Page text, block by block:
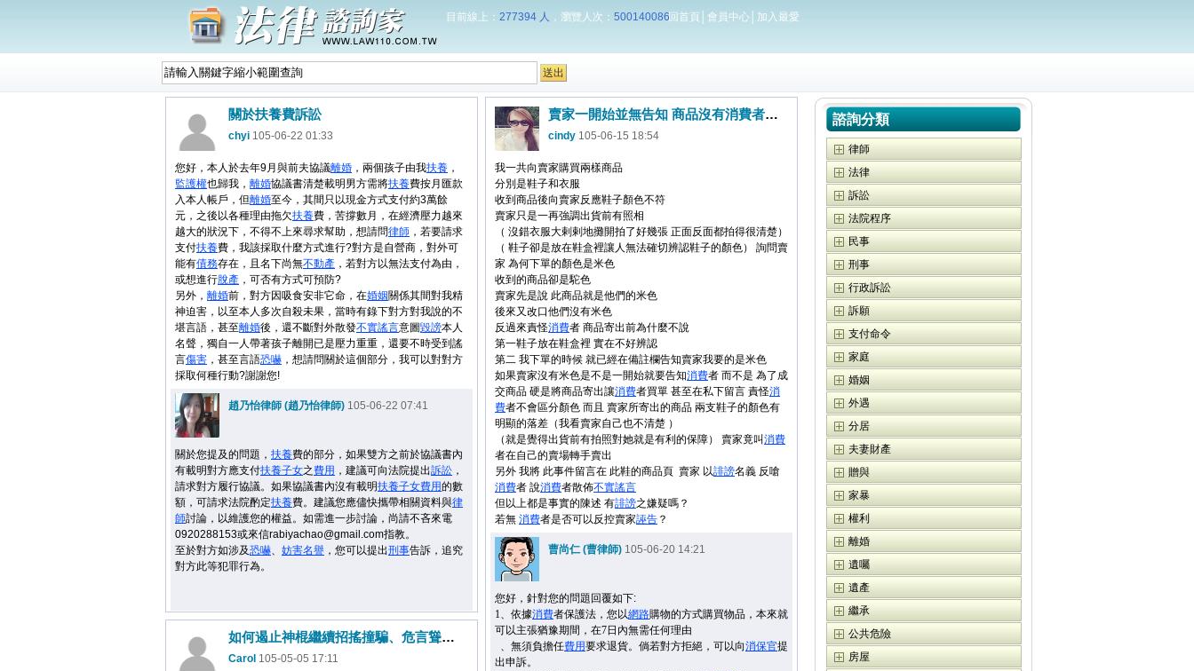
目前線上： 277394 人 ，瀏覽人次： 500140086回首頁 會員中心 加入最愛
關於扶養費訴訟
chyi 105-06-22 01:33
您好，本人於去年9月與前夫協議離婚 ，兩個孩子由我扶養 ，
監護權也歸我， 離婚協議書清楚載明男方需將扶養費按月匯款
入本人帳戶，但離婚至今，其間只以現金方式支付約3萬餘
元，之後以各種理由拖欠扶養費，苦撐數月，在經濟壓力越來
越大的狀況下，不得不上來尋求幫助，想請問律師 ，若要請求
支付扶養費，我該採取什麼方式進行?對方是自營商，對外可
能有債務存在，且名下尚無不動產 ，若對方以無法支付為由，
或想進行脫產 ，可否有方式可預防?
另外， 離婚前，對方因吸食安非它命，在婚姻關係其間對我精
神迫害，以至本人多次自殺未果，當時有錄下對方對我說的不
堪言語，甚至離婚後，還不斷對外散發不實謠言意圖毀謗本人
名聲，獨自一人帶著孩子離開已是壓力重重，還要不時受到謠
言傷害 ，甚至言語恐嚇 ，想請問關於這個部分，我可以對對方
採取何種行動?謝謝您!
趙乃怡律師 (趙乃怡律師) 105-06-22 07:41
關於您提及的問題， 扶養費的部分，如果雙方之前於協議書內
有載明對方應支付扶養子女之費用 ，建議可向法院提出訴訟 ，
請求對方履行協議。如果協議書內沒有載明扶養子女費用的數
額，可請求法院酌定扶養費。建議您應儘快攜帶相關資料與律
師討論，以維護您的權益。如需進一步討論，尚請不吝來電
0920288153或來信rabiyachao@gmail.com指教。
至於對方如涉及恐嚇、 妨害名譽 ，您可以提出刑事告訴，追究
對方此等犯罪行為。
賣家一開始並無告知 商品沒有消費者要的顏色 只是拍照 等消費者收到商品項賣家反應 賣家才告知 此商品 沒有消費者要的顏色
cindy 105-06-15 18:54
我一共向賣家購買兩樣商品
分別是鞋子和衣服
收到商品後向賣家反應鞋子顏色不符
賣家只是一再強調出貨前有照相
（ 沒錯衣服大剌剌地攤開拍了好幾張 正面反面都拍得很清楚）
（ 鞋子卻是放在鞋盒裡讓人無法確切辨認鞋子的顏色） 詢問賣
家 為何下單的顏色是米色
收到的商品卻是駝色
賣家先是說 此商品就是他們的米色
後來又改口他們沒有米色
反過來責怪消費者 商品寄出前為什麼不說
第一鞋子放在鞋盒裡 實在不好辨認
第二 我下單的時候 就已經在備註欄告知賣家我要的是米色
如果賣家沒有米色是不是一開始就要告知消費者 而不是 為了成
交商品 硬是將商品寄出讓消費者買單 甚至在私下留言 責怪消
費者不會區分顏色 而且 賣家所寄出的商品 兩支鞋子的顏色有
明顯的落差（我看賣家自己也不清楚 ）
（就是覺得出貨前有拍照對她就是有利的保障） 賣家竟叫消費
者在自己的賣場轉手賣出
另外 我將 此事件留言在 此鞋的商品頁 賣家 以誹謗名義 反嗆
消費者 說消費者散佈不實謠言
但以上都是事實的陳述 有誹謗之嫌疑嗎？
若無 消費者是否可以反控賣家誣告 ？
曹尚仁 (曹律師) 105-06-20 14:21
您好，針對您的問題回覆如下:
1、依據消費者保護法，您以網路購物的方式購買物品，本來就
可以主張猶豫期間，在7日內無需任何理由
  、無須負擔任
費用要求退貨。倘若對方拒絕，可以向消保官提
出申訴。
如何遏止神棍繼續招搖撞騙、危言聳聽，欲對妖言惑眾的神棍提出告訴
Carol 105-05-05 17:11
諮詢分類
律師
法律
訴訟
法院程序
民事
刑事
行政訴訟
訴願
支付命令
家庭
婚姻
外遇
分居
夫妻財產
贈與
家暴
權利
離婚
遺囑
遺產
繼承
公共危險
房屋